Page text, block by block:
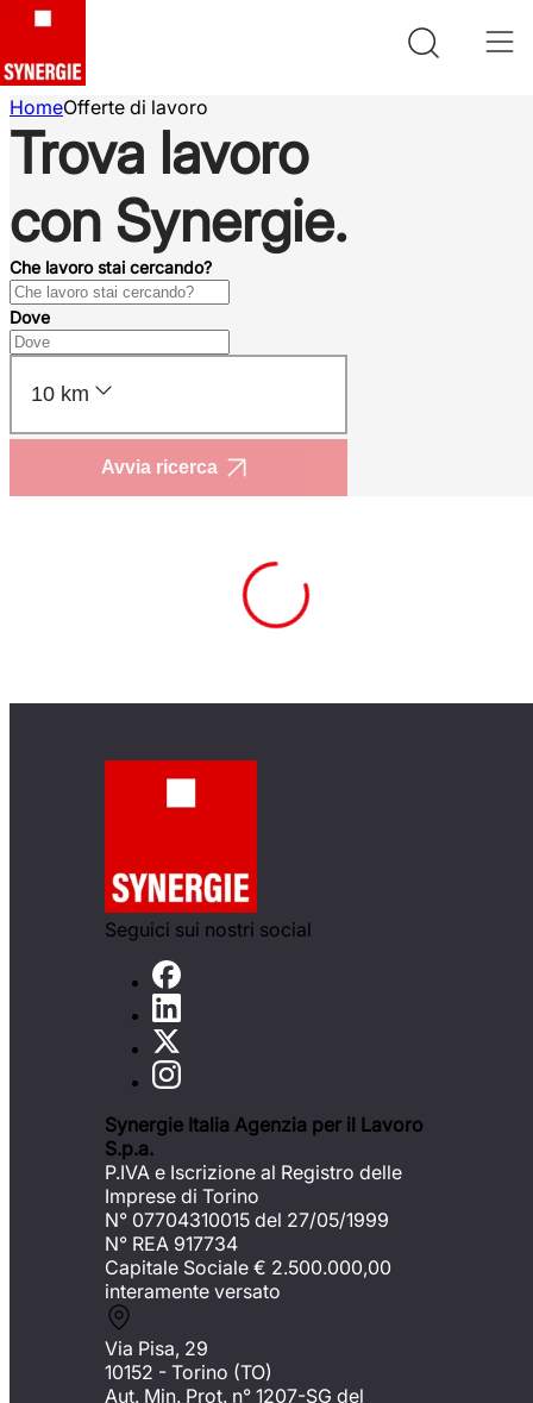
HomeOfferte di lavoro
Trova lavoro
con Synergie.
Che lavoro stai cercando?
Dove
10 km
Avvia ricerca
Seguici sui nostri social
Synergie Italia Agenzia per il Lavoro
S.p.a.
P.IVA e Iscrizione al Registro delle
Imprese di Torino
N° 07704310015 del 27/05/1999
N° REA 917734
Capitale Sociale € 2.500.000,00
interamente versato
Via Pisa, 29
10152 - Torino (TO)
Aut. Min. Prot. n° 1207-SG del